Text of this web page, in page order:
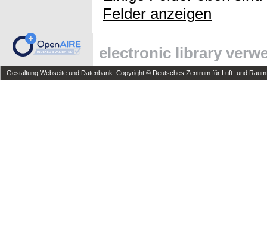
Felder anzeigen
electronic library
Gestaltung Webseite und Datenbank: Copyright © Deutsches Zentrum für Luft- und